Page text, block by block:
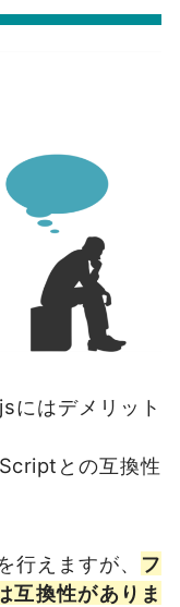
にはデメリット
との互換性
えますが、 フ
換性がありま